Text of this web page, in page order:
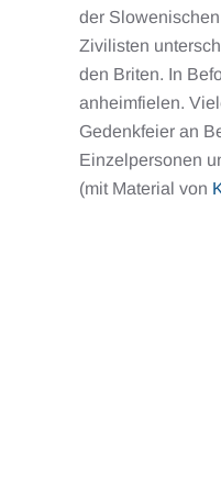
der
Zivilisten
den Briten. In
anheimfielen.
Gedenkfeier an
Einzelpersonen
(mit Material von